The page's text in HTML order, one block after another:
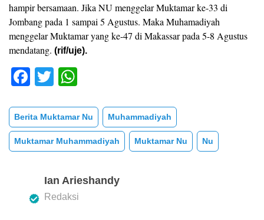
hampir bersamaan. Jika NU menggelar Muktamar ke-33 di
Jombang pada 1 sampai 5 Agustus. Maka Muhamadiyah
menggelar Muktamar yang ke-47 di Makassar pada 5-8 Agustus
mendatang. (rif/uje).
F
c
e
b
o
k
T
tt
er
at
s
A
p
Berita Muktamar Nu Muhammadiyah
Muktamar Muhammadiyah Muktamar Nu Nu
Ian Arieshandy
Redaksi